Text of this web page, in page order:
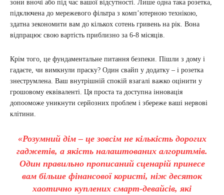
зони вночі або під час вашої відсутності. Лише одна така розетка,
підключена до мережевого фільтра з комп’ютерною технікою,
здатна зекономити вам до кількох сотень гривень на рік. Вона
відпрацює свою вартість приблизно за 6-8 місяців.
Крім того, це фундаментальне питання безпеки. Пішли з дому і
гадаєте, чи вимкнули праску? Один свайп у додатку – і розетка
знеструмлена. Ваш внутрішній спокій взагалі важко оцінити у
грошовому еквіваленті. Ця проста та доступна інновація
допооможе уникнути серйозних проблем і збереже ваші нервові
клітини.
«Розумний дім – це зовсім не кількість дорогих
гаджетів, а якість налаштованих алгоритмів.
Один правильно прописаний сценарій принесе
вам більше фінансової користі, ніж десяток
хаотично куплених смарт-девайсів, які